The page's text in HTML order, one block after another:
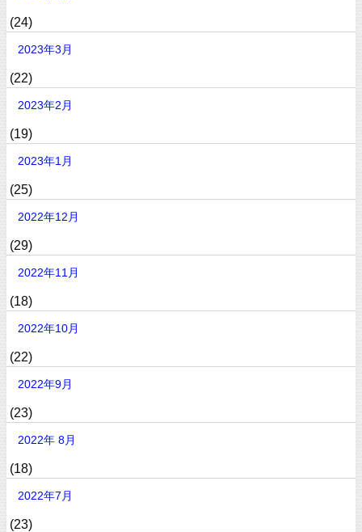
(24)
2023年3月
(22)
2023年2月
(19)
2023年1月
(25)
2022年12月
(29)
2022年11月
(18)
2022年10月
(22)
2022年9月
(23)
2022年 8月
(18)
2022年7月
(23)